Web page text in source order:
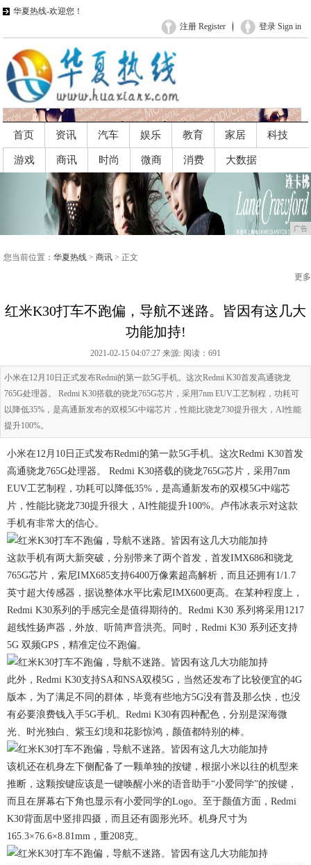
华夏热线-欢迎您！
登录 Sign in
注册 Register
首页 资讯 汽车 娱乐 教育 家居 科技
游戏 商讯 时尚 微商 消费 大数据
广告
您当前位置： 华夏热线 > 商讯 > 正文
更多
红米K30打车不跑偏，导航不迷路。皆因有这几大
功能加持!
2021-02-15 04:07:27 来源: 阅读：691
小米在12月10日正式发布Redmi的第一款5G手机。这次Redmi K30首发高通骁龙
765G处理器。 Redmi K30搭载的骁龙765G芯片，采用7nm EUV工艺制程，功耗可
以降低35%，是高通新发布的双模5G中端芯片，性能比骁龙730提升很大，AI性能
提升100%。
小米在12月10日正式发布Redmi的第一款5G手机。这次Redmi K30首发
高通骁龙765G处理器。 Redmi K30搭载的骁龙765G芯片，采用7nm
EUV工艺制程，功耗可以降低35%，是高通新发布的双模5G中端芯
片，性能比骁龙730提升很大，AI性能提升100%。卢伟冰表示对这款
手机有非常大的信心。
这款手机有两大新突破，分别带来了两个首发，首发IMX686和骁龙
765G芯片，索尼IMX685支持6400万像素超高解析，而且还拥有1/1.7
英寸超大传感器，据说整体水平比索尼IMX600更高。在某种程度上，
Redmi K30系列的手感完全是值得期待的。Redmi K30 系列将采用1217
超线性扬声器，外放、听筒声音洪亮。同时，Redmi K30 系列还支持
5G 双频GPS，精准定位不跑偏。
此外，Redmi K30支持SA和NSA双模5G，当然还发布了比较便宜的4G
版本，为了满足不同的群体，毕竟有些地方5G没有普及那么快，也没
有必要浪费钱入手5G手机。Redmi K30有四种配色，分别是深海微
光、时光独白、紫玉幻境和花影惊鸿，颜值都特别的棒。
该机还在机身左下侧配备了一颗单独的按键，根据小米以往的机型来
推断，这颗按键应该是一键唤醒小米的语音助手“小爱同学”的按键，
而且在屏幕右下角也显示有小爱同学的Logo。至于颜值方面，Redmi
K30背面居中竖排四摄，而且还有圆形光环。机身尺寸为
165.3×76.6×8.81mm，重208克。